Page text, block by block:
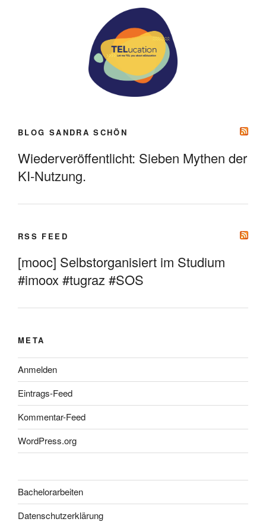
BLOG SANDRA SCHÖN
Wiederveröffentlicht: Sieben Mythen der
KI-Nutzung.
RSS FEED
[mooc] Selbstorganisiert im Studium
#imoox #tugraz #SOS
META
Anmelden
Eintrags-Feed
Kommentar-Feed
WordPress.org
Bachelorarbeiten
Datenschutzerklärung